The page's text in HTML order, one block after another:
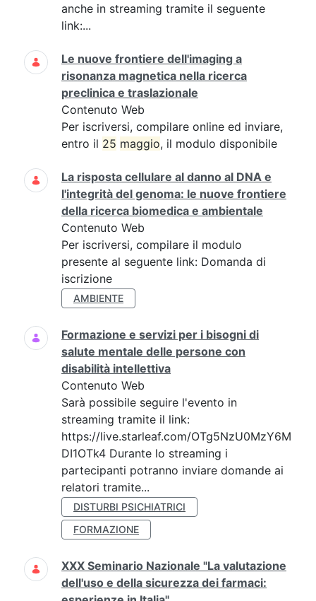
anche in streaming tramite il seguente
link:...
Le nuove frontiere dell'imaging a
risonanza magnetica nella ricerca
preclinica e traslazionale
Contenuto Web
Per iscriversi, compilare online ed inviare,
entro il 25 maggio, il modulo disponibile
La risposta cellulare al danno al DNA e
l'integrità del genoma: le nuove frontiere
della ricerca biomedica e ambientale
Contenuto Web
Per iscriversi, compilare il modulo
presente al seguente link: Domanda di
iscrizione
AMBIENTE
Formazione e servizi per i bisogni di
salute mentale delle persone con
disabilità intellettiva
Contenuto Web
Sarà possibile seguire l'evento in
streaming tramite il link:
https://live.starleaf.com/OTg5NzU0MzY6M
DI1OTk4 Durante lo streaming i
partecipanti potranno inviare domande ai
relatori tramite...
DISTURBI PSICHIATRICI
FORMAZIONE
XXX Seminario Nazionale "La valutazione
dell'uso e della sicurezza dei farmaci: